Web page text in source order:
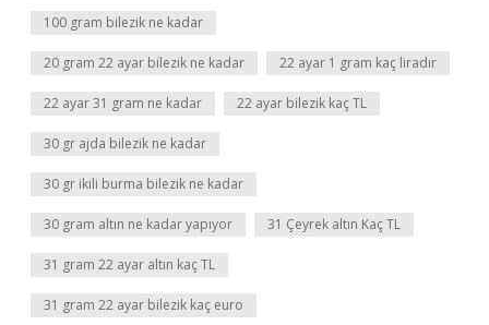
100 gram bilezik ne kadar
20 gram 22 ayar bilezik ne kadar 22 ayar 1 gram kaç liradır
22 ayar 31 gram ne kadar 22 ayar bilezik kaç TL
30 gr ajda bilezik ne kadar
30 gr ikili burma bilezik ne kadar
30 gram altın ne kadar yapıyor 31 Çeyrek altın Kaç TL
31 gram 22 ayar altın kaç TL
31 gram 22 ayar bilezik kaç euro